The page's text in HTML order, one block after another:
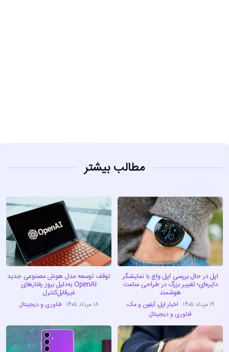
مطالب بیشتر
اپل در حال بررسی اپل واچ با نمایشگر
دایره‌ای؛ تغییر بزرگ در طراحی ساعت
هوشمند
۱۹ مرداد ۱۴۰۵ اخبار اپل، آیفون و مک،
فناوری و دیجیتال
توقف توسعه مدل هوش مصنوعی جدید
OpenAI به‌دلیل بروز رفتارهای
غیرقابل‌کنترل
۱۸ مرداد ۱۴۰۵ فناوری و دیجیتال